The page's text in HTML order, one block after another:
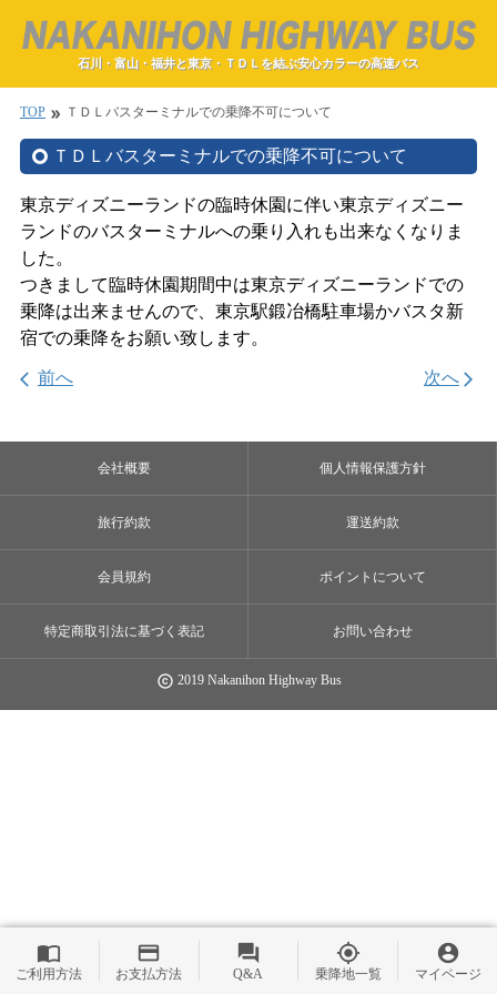
石川・富山・福井と東京・ＴＤＬを結ぶ安心カラーの高速バス
import_contacts
ご利用方法
payment
お支払方法
question_answer
Q&A
my_location
乗降地一覧
account_circle
マイページ
TOP double_arrow ＴＤＬバスターミナルでの乗降不可について
ＴＤＬバスターミナルでの乗降不可について
東京ディズニーランドの臨時休園に伴い東京ディズニー
ランドのバスターミナルへの乗り入れも出来なくなりま
した。
つきまして臨時休園期間中は東京ディズニーランドでの
乗降は出来ませんので、東京駅鍛冶橋駐車場かバスタ新
宿での乗降をお願い致します。
arrow_back_ios 前へ 次へarrow_forward_ios
会社概要 個人情報保護方針
旅行約款 運送約款
会員規約 ポイントについて
特定商取引法に基づく表記 お問い合わせ
copyright 2019 Nakanihon Highway Bus